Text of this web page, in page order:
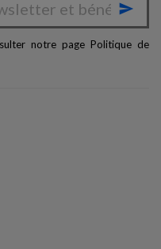

notre page Politique de